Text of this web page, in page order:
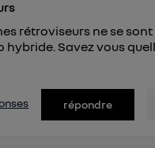
rétroviseurs ne se
hybride. Savez vous
répondre